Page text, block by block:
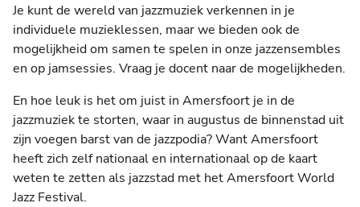
Je kunt de wereld van jazzmuziek verkennen in je
individuele muzieklessen, maar we bieden ook de
mogelijkheid om samen te spelen in onze jazzensembles
en op jamsessies. Vraag je docent naar de mogelijkheden.
En hoe leuk is het om juist in Amersfoort je in de
jazzmuziek te storten, waar in augustus de binnenstad uit
zijn voegen barst van de jazzpodia? Want Amersfoort
heeft zich zelf nationaal en internationaal op de kaart
weten te zetten als jazzstad met het Amersfoort World
Jazz Festival.